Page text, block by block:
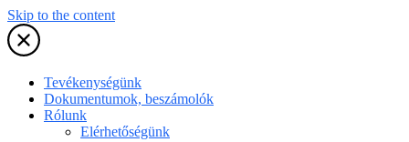
Skip to the content
Tevékenységünk
Dokumentumok, beszámolók
Rólunk
Elérhetőségünk